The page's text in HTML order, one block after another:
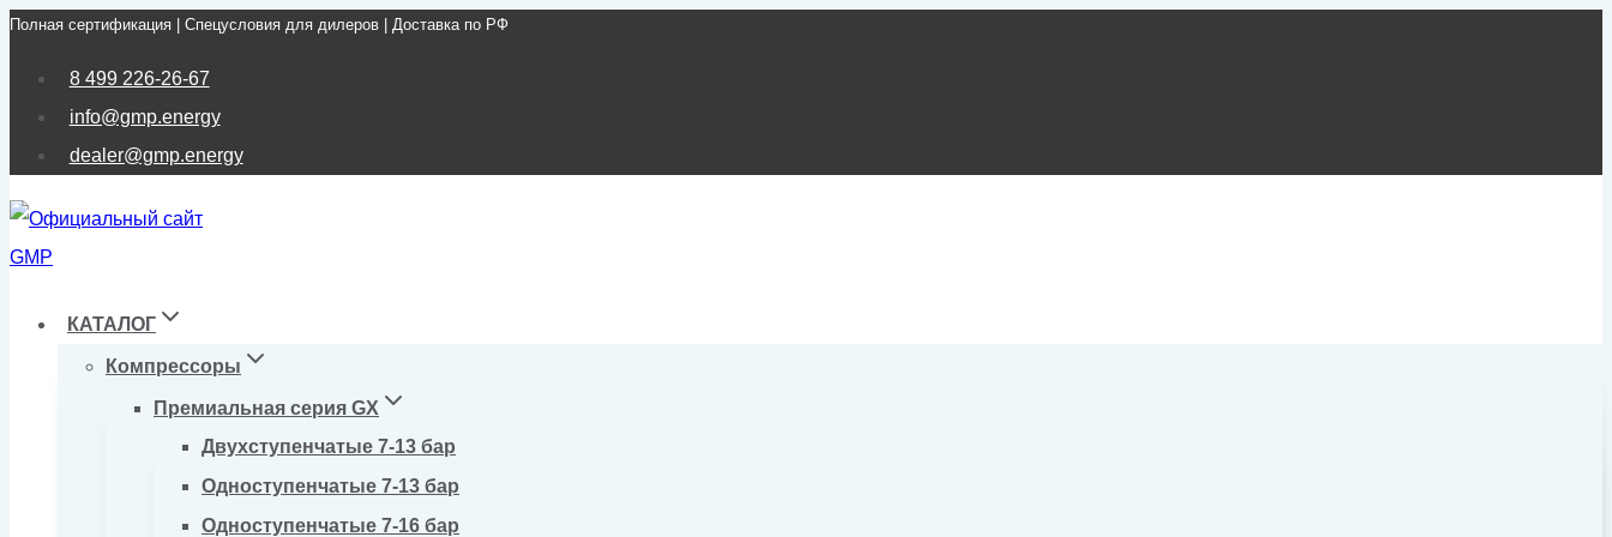
Перейти
Полная сертификация | Спецусловия для дилеров | Доставка по РФ
8 499 226-26-67
info@gmp.energy
dealer@gmp.energy
КАТАЛОГ
Компрессоры
Премиальная серия GX
Двухступенчатые 7-13 бар
Одноступенчатые 7-13 бар
Одноступенчатые 7-16 бар